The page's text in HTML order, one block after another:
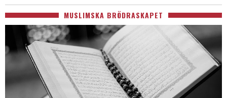
MUSLIMSKA BRÖDRASKAPET